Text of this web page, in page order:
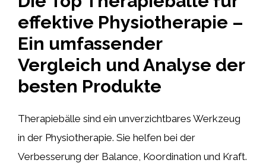
effektive Physiotherapie –
Ein umfassender
Vergleich und Analyse der
besten Produkte
Therapiebälle sind ein unverzichtbares Werkzeug
in der Physiotherapie. Sie helfen bei der
Verbesserung der Balance, Koordination und Kraft.